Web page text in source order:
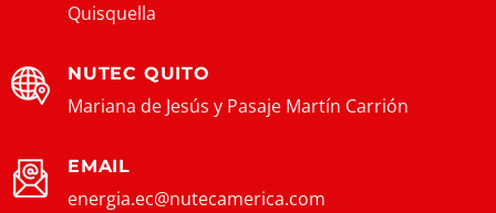
Quisquella
NUTEC QUITO
Mariana de Jesús y Pasaje Martín Carrión
EMAIL
energia.ec@nutecamerica.com